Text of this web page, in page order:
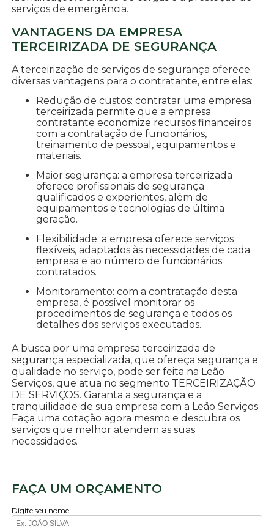
serviços de emergência.
VANTAGENS DA EMPRESA
TERCEIRIZADA DE SEGURANÇA
A terceirização de serviços de segurança oferece
diversas vantagens para o contratante, entre elas:
Redução de custos: contratar uma empresa
terceirizada permite que a empresa
contratante economize recursos financeiros
com a contratação de funcionários,
treinamento de pessoal, equipamentos e
materiais.
Maior segurança: a empresa terceirizada
oferece profissionais de segurança
qualificados e experientes, além de
equipamentos e tecnologias de última
geração.
Flexibilidade: a empresa oferece serviços
flexíveis, adaptados às necessidades de cada
empresa e ao número de funcionários
contratados.
Monitoramento: com a contratação desta
empresa, é possível monitorar os
procedimentos de segurança e todos os
detalhes dos serviços executados.
A busca por uma empresa terceirizada de
segurança especializada, que ofereça segurança e
qualidade no serviço, pode ser feita na Leão
Serviços, que atua no segmento TERCEIRIZAÇÃO
DE SERVIÇOS. Garanta a segurança e a
tranquilidade de sua empresa com a Leão Serviços.
Faça uma cotação agora mesmo e descubra os
serviços que melhor atendem as suas
necessidades.
FAÇA UM ORÇAMENTO
Digite seu nome